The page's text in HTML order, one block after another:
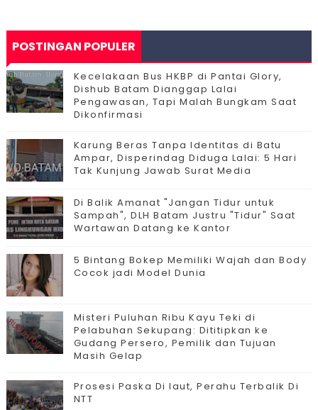
POSTINGAN POPULER
Kecelakaan Bus HKBP di Pantai Glory,
Dishub Batam Dianggap Lalai
Pengawasan, Tapi Malah Bungkam Saat
Dikonfirmasi
Karung Beras Tanpa Identitas di Batu
Ampar, Disperindag Diduga Lalai: 5 Hari
Tak Kunjung Jawab Surat Media
Di Balik Amanat "Jangan Tidur untuk
Sampah", DLH Batam Justru "Tidur" Saat
Wartawan Datang ke Kantor
5 Bintang Bokep Memiliki Wajah dan Body
Cocok jadi Model Dunia
Misteri Puluhan Ribu Kayu Teki di
Pelabuhan Sekupang: Dititipkan ke
Gudang Persero, Pemilik dan Tujuan
Masih Gelap
Prosesi Paska Di laut, Perahu Terbalik Di
NTT